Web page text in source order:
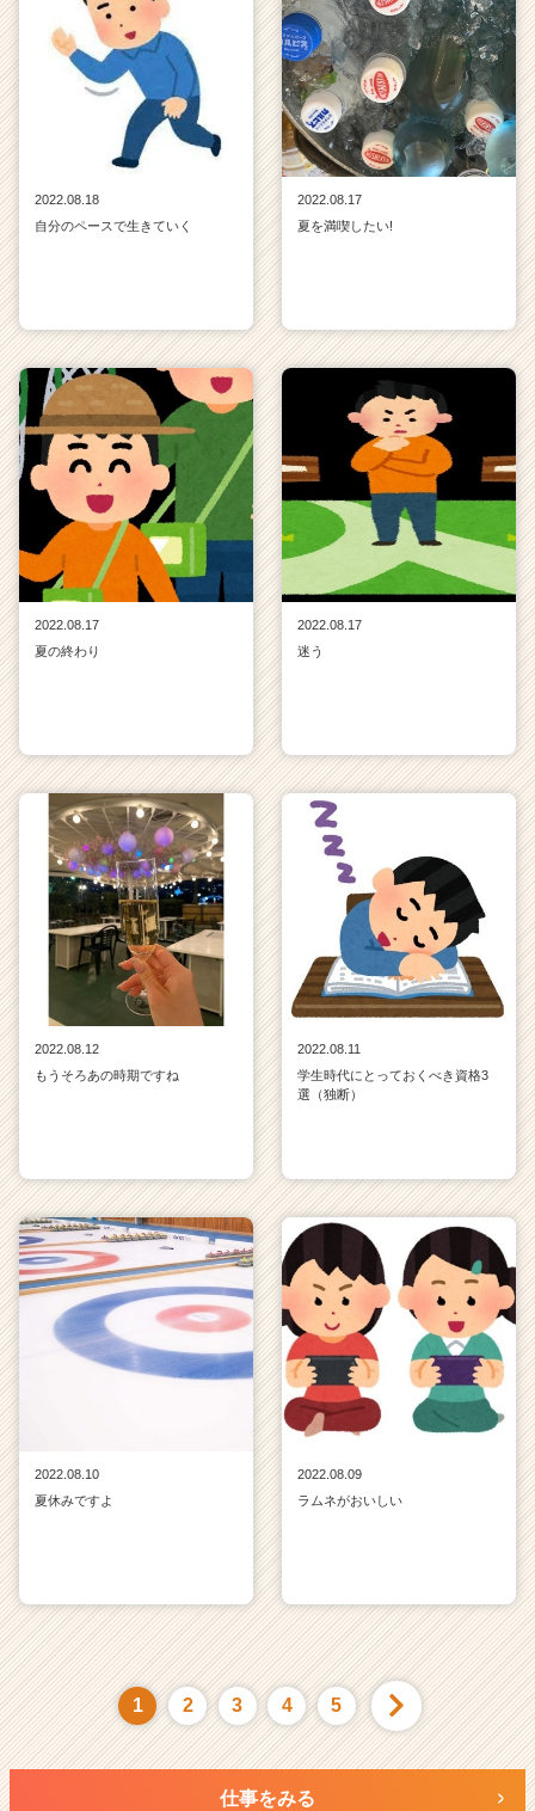
2022.08.18
自分のペースで生きていく
2022.08.17
夏を満喫したい!
2022.08.17
夏の終わり
2022.08.17
迷う
2022.08.12
もうそろあの時期ですね
2022.08.11
学生時代にとっておくべき資格3
選（独断）
2022.08.10
夏休みですよ
2022.08.09
ラムネがおいしい
1 2 3 4 5
仕事をみる